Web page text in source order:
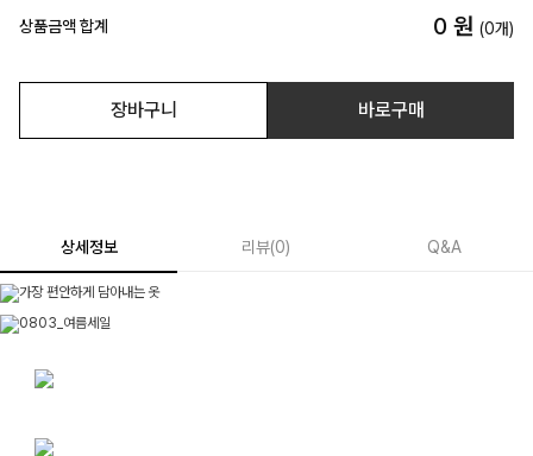
상품금액 합계 0 원 (0개)
장바구니 바로구매
상세정보 리뷰(0) Q&A